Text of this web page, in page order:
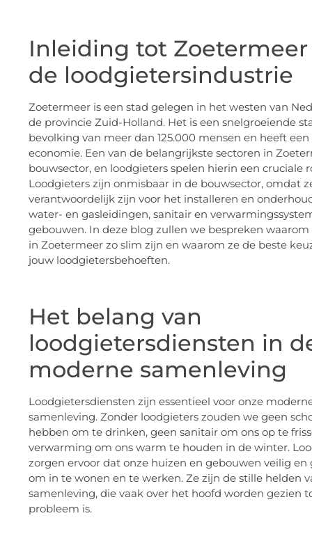
Inleiding tot
de loodgietersindustrie
Zoetermeer is een stad gelegen in het westen van
de provincie Zuid-Holland. Het is een snelgroeiende
bevolking van meer dan 125.000 mensen en heeft
economie. Een van de belangrijkste sectoren in
bouwsector, en loodgieters spelen hierin een cruciale
Loodgieters zijn onmisbaar in de bouwsector, omdat
verantwoordelijk zijn voor het installeren en
water- en gasleidingen, sanitair en
gebouwen. In deze blog zullen we bespreken
in Zoetermeer zo slim zijn en waarom ze de beste
jouw loodgietersbehoeften.
Het belang van
loodgietersdiensten in
moderne samenleving
Loodgietersdiensten zijn essentieel voor onze
samenleving. Zonder loodgieters zouden we geen
hebben om te drinken, geen sanitair om ons op te
verwarming om ons warm te houden in de winter.
zorgen ervoor dat onze huizen en gebouwen veilig en
om in te wonen en te werken. Ze zijn de stille helden
samenleving, die vaak over het hoofd worden gezien
probleem is.